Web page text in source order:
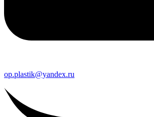
op.plastik@yandex.ru